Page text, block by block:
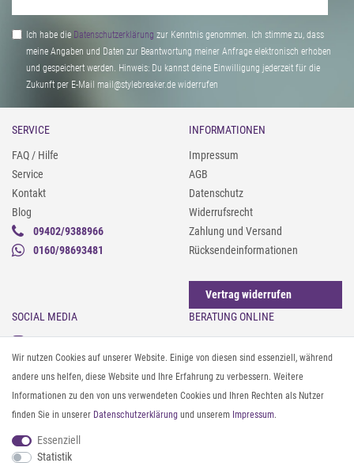
Ich habe die Daten­schutz­erklärung zur Kenntnis genommen. Ich stimme zu, dass
meine Angaben und Daten zur Beantwortung meiner Anfrage elektronisch erhoben
und gespeichert werden. Hinweis: Du kannst deine Einwilligung jederzeit für die
Zukunft per E-Mail mail@stylebreaker.de widerrufen
SERVICE
FAQ / Hilfe
Service
Kontakt
Blog
09402/9388966
0160/98693481
INFORMATIONEN
Impressum
AGB
Datenschutz
Widerrufsrecht
Zahlung und Versand
Rücksendeinformationen
Vertrag widerrufen
SOCIAL MEDIA
Instagram
Facebook
Pinterest
Twitter
Youtube
Threads
BERATUNG ONLINE
Gürtel messen & kürzen
Sonnenbrillen & UV-Schutz
Textilpflege
Textil- und Material-Guide
Geldbörse richtig organisieren
Wir nutzen Cookies auf unserer Website. Einige von diesen sind essenziell, während
andere uns helfen, diese Website und Ihre Erfahrung zu verbessern. Weitere
Informationen zu den von uns verwendeten Cookies und Ihren Rechten als Nutzer
finden Sie in unserer Daten­schutz­erklärung und unserem Impressum.
Essenziell
Statistik